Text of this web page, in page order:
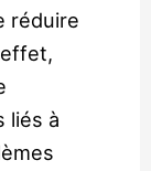
réduire
liés à